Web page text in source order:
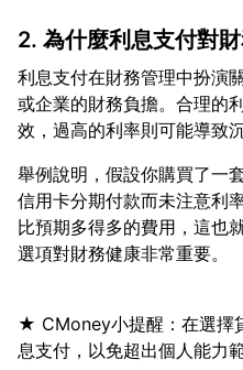
2. 為什麼利息支付對
利息支付在財務管理中扮演
或企業的財務負擔。合理的
舉例說明，假設你購買了一
信用卡分期付款而未注意利
比預期多得多的費用，這也
★ CMoney小提醒：在選擇